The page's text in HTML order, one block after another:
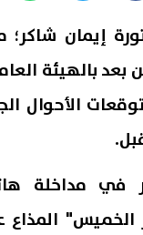
إيمان شاكر؛
بعد بالهيئة
الأحوال
في مداخلة
الخميس"